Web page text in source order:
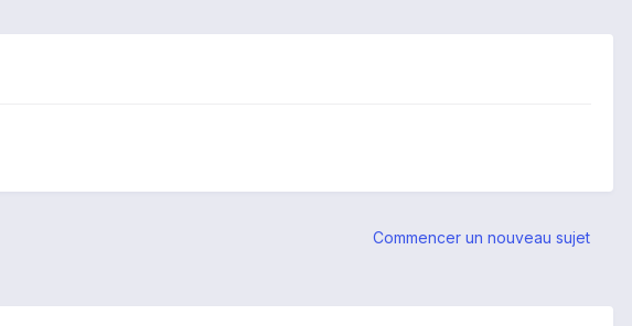
Commencer un nouveau sujet